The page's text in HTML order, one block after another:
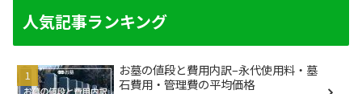
人気記事ランキング
お墓の値段と費用内訳–永代使用料・墓
石費用・管理費の平均価格